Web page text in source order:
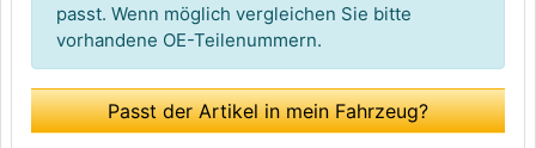
passt. Wenn möglich vergleichen Sie bitte
vorhandene OE-Teilenummern.
Passt der Artikel in mein Fahrzeug?